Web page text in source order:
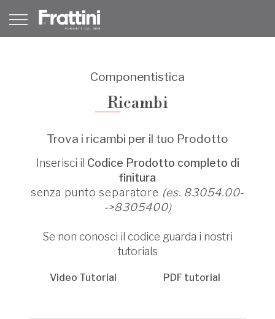
Componentistica
Ricambi
Trova i ricambi per il tuo Prodotto
Inserisci il Codice Prodotto completo di
finitura
senza punto separatore (es. 83054.00-
->8305400)
Se non conosci il codice guarda i nostri
tutorials
Video Tutorial PDF tutorial